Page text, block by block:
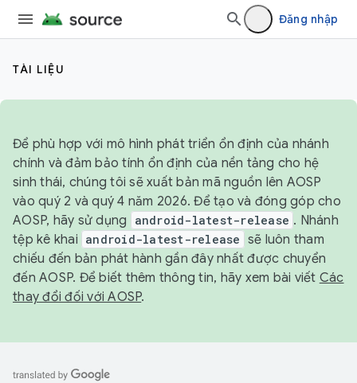
Đăng nhập
TÀI LIỆU
Để phù hợp với mô hình phát triển ổn định của nhánh
chính và đảm bảo tính ổn định của nền tảng cho hệ
sinh thái, chúng tôi sẽ xuất bản mã nguồn lên AOSP
vào quý 2 và quý 4 năm 2026. Để tạo và đóng góp cho
AOSP, hãy sử dụng
android-latest-release . Nhánh
tệp kê khai android-latest-release sẽ luôn tham
chiếu đến bản phát hành gần đây nhất được chuyển
đến AOSP. Để biết thêm thông tin, hãy xem bài viết Các
thay đổi đối với AOSP.